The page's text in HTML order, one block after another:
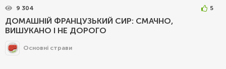
9 304 5
ДОМАШНІЙ ФРАНЦУЗЬКИЙ СИР: СМАЧНО,
ВИШУКАНО І НЕ ДОРОГО
Основні страви